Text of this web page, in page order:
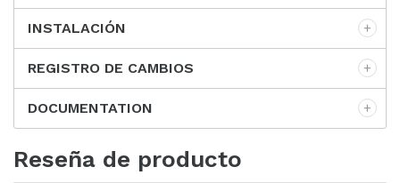
INSTALACIÓN
REGISTRO DE CAMBIOS
DOCUMENTATION
Reseña de producto